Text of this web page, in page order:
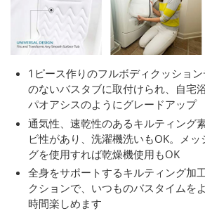
1ピース作りのフルボディクッショ
のないバスタブに取付けられ、自宅
パオアシスのようにグレードアップ
通気性、速乾性のあるキルティング
ビ性があり、洗濯機洗いもOK。メッ
グを使用すれば乾燥機使用もOK
全身をサポートするキルティング加
クションで、いつものバスタイムを
時間楽しめます